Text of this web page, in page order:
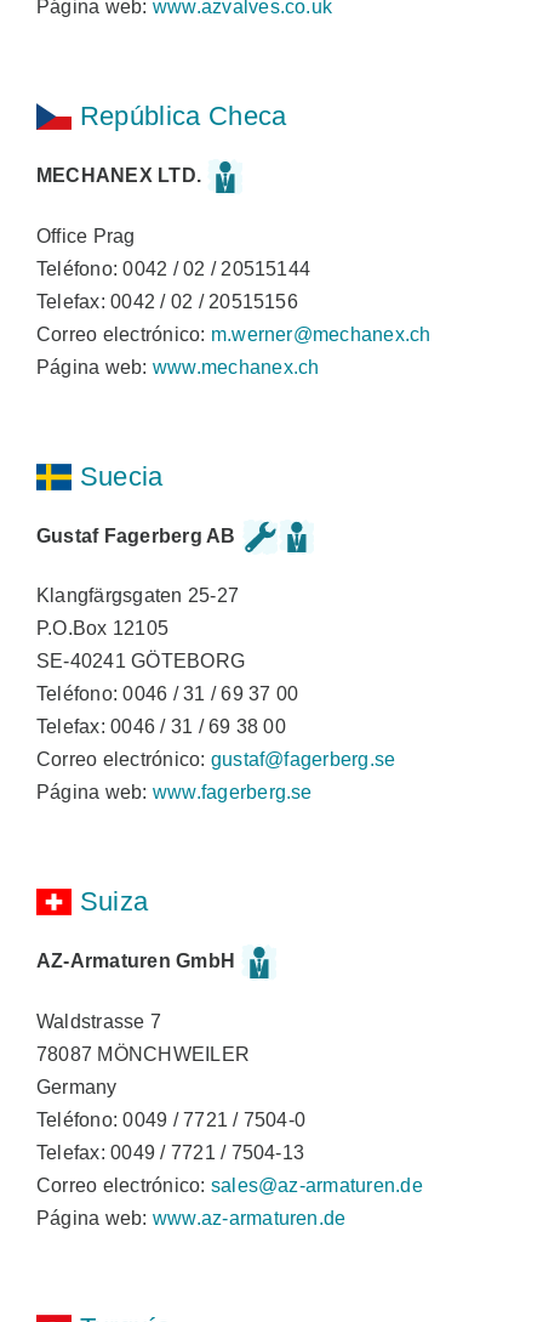
Página web: www.azvalves.co.uk
República Checa
MECHANEX LTD.
Office Prag
Teléfono: 0042 / 02 / 20515144
Telefax: 0042 / 02 / 20515156
Correo electrónico: m.werner@mechanex.ch
Página web: www.mechanex.ch
Suecia
Gustaf Fagerberg AB
Klangfärgsgaten 25-27
P.O.Box 12105
SE-40241 GÖTEBORG
Teléfono: 0046 / 31 / 69 37 00
Telefax: 0046 / 31 / 69 38 00
Correo electrónico: gustaf@fagerberg.se
Página web: www.fagerberg.se
Suiza
AZ-Armaturen GmbH
Waldstrasse 7
78087 MÖNCHWEILER
Germany
Teléfono: 0049 / 7721 / 7504-0
Telefax: 0049 / 7721 / 7504-13
Correo electrónico: sales@az-armaturen.de
Página web: www.az-armaturen.de